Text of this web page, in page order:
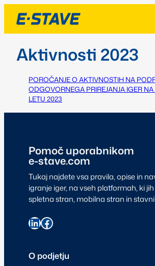
Aktivnosti 2023
POROČANJE O AKTIVNOSTIH NA
ODGOVORNEGA PRIREJANJA IGER
LETU 2023
Pomoč uporabnikom
e-stave.com
Tukaj najdete vsa pravila, opise in
igranje iger, na vseh platformah, ki
spletna stran, mobilna stran in
O podjetju